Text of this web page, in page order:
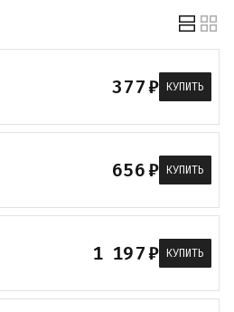
377₽ КУПИТЬ
656₽ КУПИТЬ
1 197₽ КУПИТЬ